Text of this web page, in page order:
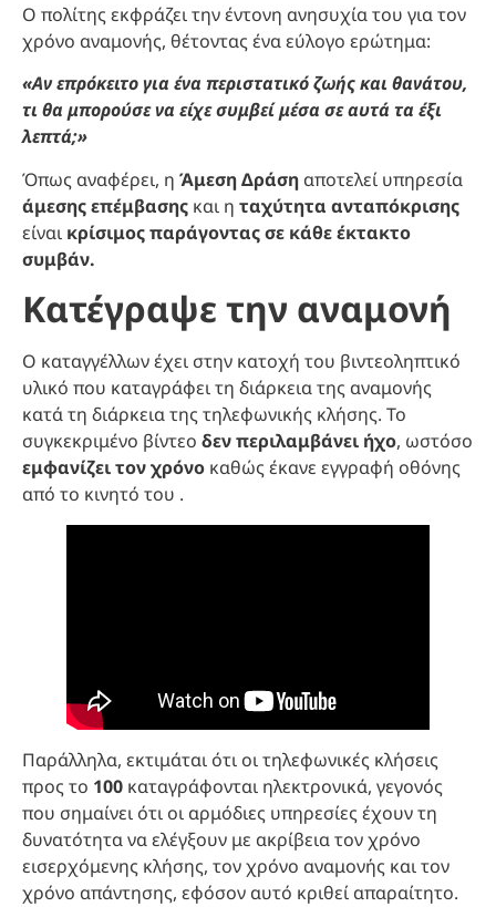
Ο πολίτης εκφράζει την έντονη ανησυχία του για τον
χρόνο αναμονής, θέτοντας ένα εύλογο ερώτημα:
«Αν επρόκειτο για ένα περιστατικό ζωής και θανάτου,
τι θα μπορούσε να είχε συμβεί μέσα σε αυτά τα έξι
λεπτά;»
Όπως αναφέρει, η Άμεση Δράση αποτελεί υπηρεσία
άμεσης επέμβασης και η ταχύτητα ανταπόκρισης
είναι κρίσιμος παράγοντας σε κάθε έκτακτο
συμβάν.
Κατέγραψε την αναμονή
Ο καταγγέλλων έχει στην κατοχή του βιντεοληπτικό
υλικό που καταγράφει τη διάρκεια της αναμονής
κατά τη διάρκεια της τηλεφωνικής κλήσης. Το
συγκεκριμένο βίντεο δεν περιλαμβάνει ήχο, ωστόσο
εμφανίζει τον χρόνο καθώς έκανε εγγραφή οθόνης
από το κινητό του .
Παράλληλα, εκτιμάται ότι οι τηλεφωνικές κλήσεις
προς το 100 καταγράφονται ηλεκτρονικά, γεγονός
που σημαίνει ότι οι αρμόδιες υπηρεσίες έχουν τη
δυνατότητα να ελέγξουν με ακρίβεια τον χρόνο
εισερχόμενης κλήσης, τον χρόνο αναμονής και τον
χρόνο απάντησης, εφόσον αυτό κριθεί απαραίτητο.